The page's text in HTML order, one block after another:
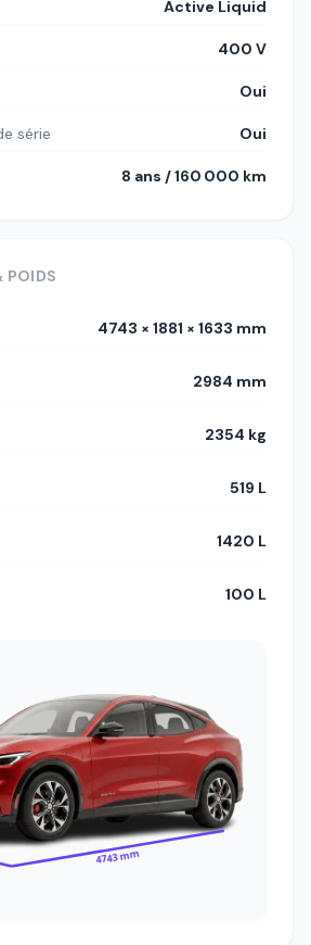
Active Liquid
400 V
Oui
série Oui
8 ans / 160 000 km
POIDS
4743 × 1881 × 1633 mm
2984 mm
2354 kg
519 L
1420 L
100 L
4743 mm